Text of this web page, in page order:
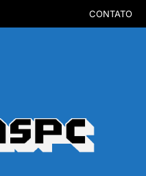
CONTATO